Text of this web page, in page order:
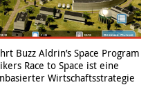
Buzz Aldrin’s Space Program
Race to Space ist eine
Wirtschaftsstrategie